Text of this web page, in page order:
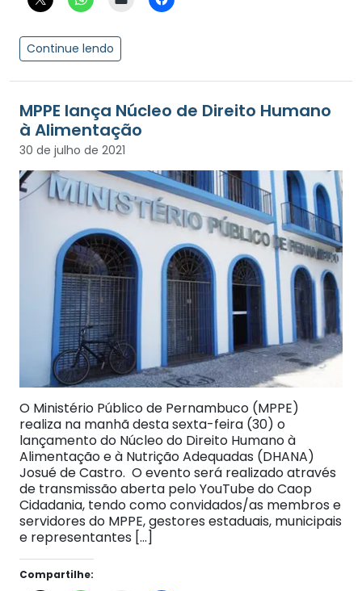
Continue lendo
MPPE lança Núcleo de Direito Humano
à Alimentação
30 de julho de 2021
O Ministério Público de Pernambuco (MPPE)
realiza na manhã desta sexta-feira (30) o
lançamento do Núcleo do Direito Humano à
Alimentação e à Nutrição Adequadas (DHANA)
Josué de Castro. O evento será realizado através
de transmissão aberta pelo YouTube do Caop
Cidadania, tendo como convidados/as membros e
servidores do MPPE, gestores estaduais, municipais
e representantes […]
Compartilhe: